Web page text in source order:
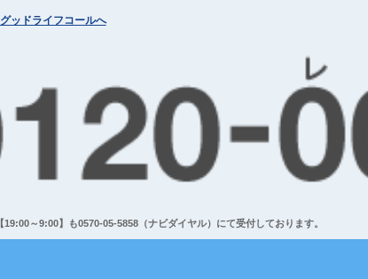
グッドライフコールへ
～9:00】も0570-05-5858（ナビダイヤル）にて受付しております。